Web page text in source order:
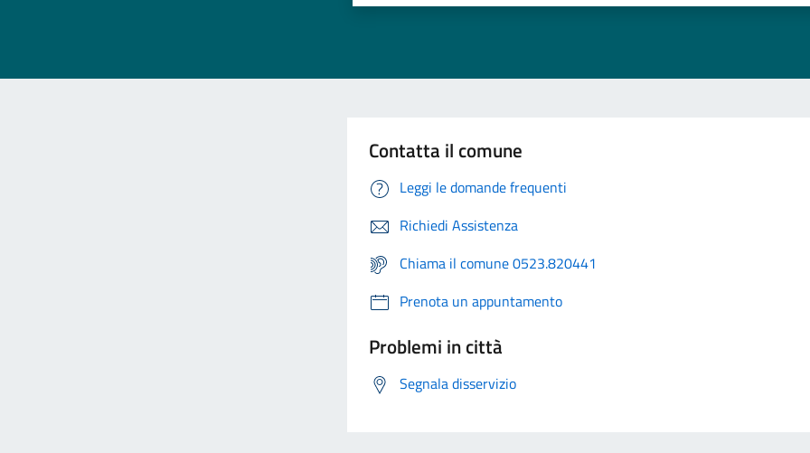
Contatta il comune
Leggi le domande frequenti
Richiedi Assistenza
Chiama il comune 0523.820441
Prenota un appuntamento
Problemi in città
Segnala disservizio